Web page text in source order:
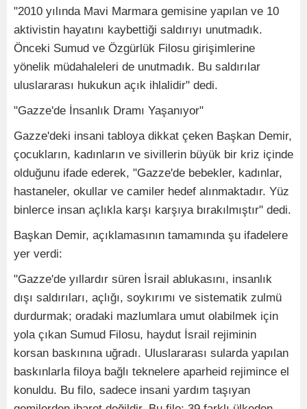
"2010 yılında Mavi Marmara gemisine yapılan ve 10
aktivistin hayatını kaybettiği saldırıyı unutmadık.
Önceki Sumud ve Özgürlük Filosu girişimlerine
yönelik müdahaleleri de unutmadık. Bu saldırılar
uluslararası hukukun açık ihlalidir" dedi.
"Gazze'de İnsanlık Dramı Yaşanıyor"
Gazze'deki insani tabloya dikkat çeken Başkan Demir,
çocukların, kadınların ve sivillerin büyük bir kriz içinde
olduğunu ifade ederek, "Gazze'de bebekler, kadınlar,
hastaneler, okullar ve camiler hedef alınmaktadır. Yüz
binlerce insan açlıkla karşı karşıya bırakılmıştır" dedi.
Başkan Demir, açıklamasının tamamında şu ifadelere
yer verdi:
"Gazze'de yıllardır süren İsrail ablukasını, insanlık
dışı saldırıları, açlığı, soykırımı ve sistematik zulmü
durdurmak; oradaki mazlumlara umut olabilmek için
yola çıkan Sumud Filosu, haydut İsrail rejiminin
korsan baskınına uğradı. Uluslararası sularda yapılan
baskınlarla filoya bağlı teknelere aparheid rejimince el
konuldu. Bu filo, sadece insani yardım taşıyan